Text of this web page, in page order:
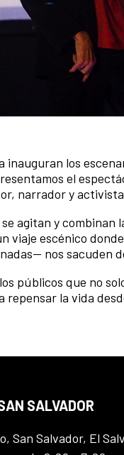
los
el
narrador y activista
se agitan y combinan
viaje escénico
nos sacuden
públicos que no
la vida
SALVADOR
San Salvador, El